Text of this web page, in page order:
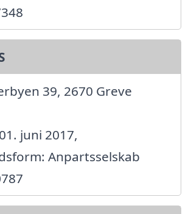
39, 2670 Greve
juni 2017,
Anpartsselskab